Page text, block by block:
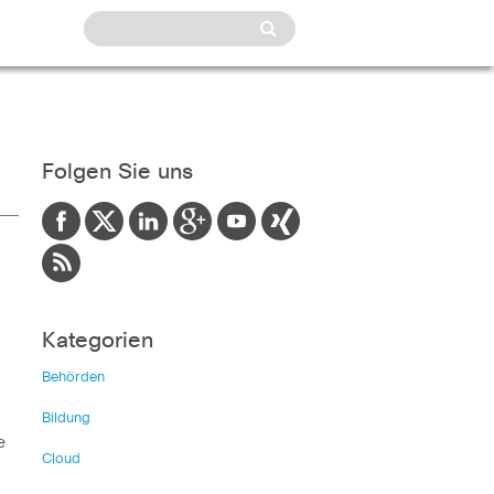
Folgen Sie uns
Kategorien
Behörden
Bildung
Cloud